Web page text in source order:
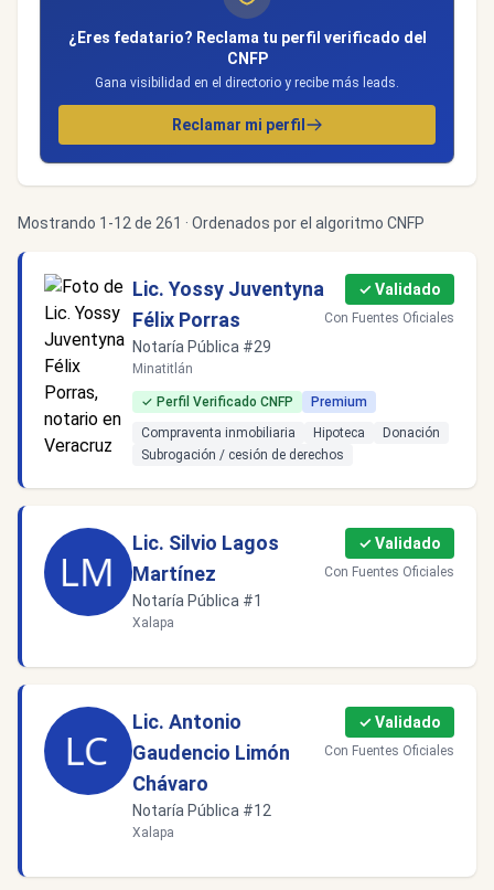
¿Eres fedatario? Reclama tu perfil verificado del
CNFP
Gana visibilidad en el directorio y recibe más leads.
Reclamar mi perfil
Mostrando 1-12 de 261 · Ordenados por el algoritmo CNFP
Lic. Yossy Juventyna
Félix Porras
Notaría Pública #29
Minatitlán
✓ Validado
Con Fuentes Oficiales
✓ Perfil Verificado CNFP
Premium
Compraventa inmobiliaria
Hipoteca
Donación
Subrogación / cesión de derechos
Lic. Silvio Lagos
Martínez
Notaría Pública #1
Xalapa
✓ Validado
Con Fuentes Oficiales
Lic. Antonio
Gaudencio Limón
Chávaro
Notaría Pública #12
Xalapa
✓ Validado
Con Fuentes Oficiales